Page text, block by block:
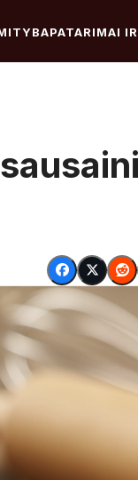
PATARIMAI